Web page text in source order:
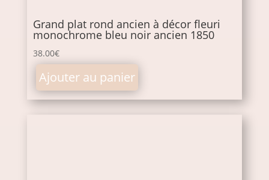
Grand plat rond ancien à décor fleuri
monochrome bleu noir ancien 1850
38.00€
Ajouter au panier